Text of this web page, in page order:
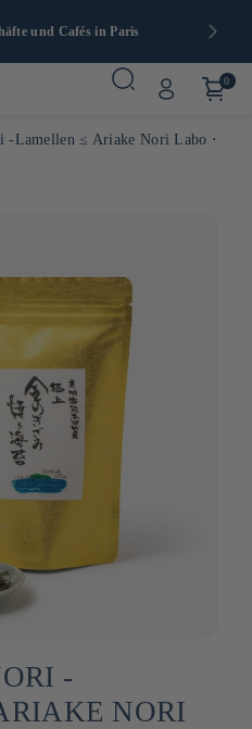
und Cafés in Paris
0
-Lamellen ≤ Ariake Nori Labo ⋅
-
NORI